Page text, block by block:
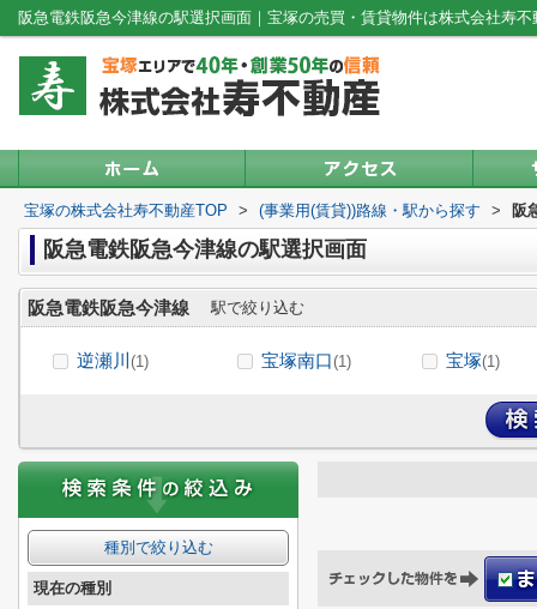
阪急電鉄阪急今津線の駅選択画面｜宝塚の売買・賃貸物件は株式会社寿不
宝塚の株式会社寿不動産TOP > (事業用(賃貸))路線・駅から探す > 阪
阪急電鉄阪急今津線の駅選択画面
阪急電鉄阪急今津線 駅で絞り込む
逆瀬川 (1) 宝塚南口(1) 宝塚(1)
種別で絞り込む
現在の種別